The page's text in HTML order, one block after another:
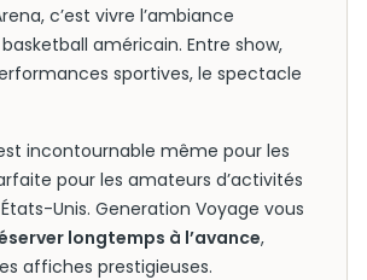
c’est vivre l’ambiance
américain. Entre show,
sportives, le spectacle
incontournable même pour les
pour les amateurs d’activités
Unis. Generation Voyage vous
longtemps à l’avance,
affiches prestigieuses.